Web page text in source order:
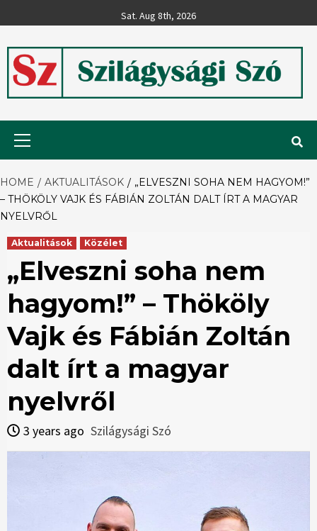
to
Sat. Aug 8th, 2026
Szilágysági
Szó
HOME AKTUALITÁSOK
„ELVESZNI SOHA NEM HAGYOM!”
– THÖKÖLY VAJK ÉS FÁBIÁN ZOLTÁN DALT ÍRT A MAGYAR
NYELVRŐL
Aktualitások Közélet
„Elveszni soha nem
hagyom!” – Thököly
Vajk és Fábián Zoltán
dalt írt a magyar
nyelvről
3 years ago Szilágysági Szó